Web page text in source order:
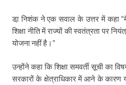
डा़ निशंक ने एक सवाल के उत्तर में कहा
शिक्षा नीति में राज्यों की स्वतंत्रता पर
योजना नहीं है।”
उन्होंने कहा कि शिक्षा समवर्ती सूची का
सरकारों के क्षेत्राधिकार में आने के कारण